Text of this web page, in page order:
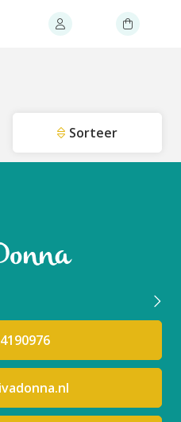
Sorteer